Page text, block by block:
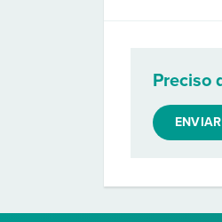
Preciso